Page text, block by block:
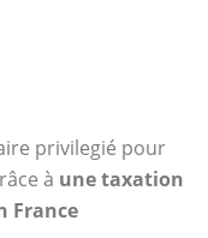
privilegié pour
à une taxation
France